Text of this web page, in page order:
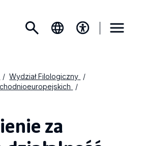
Wydział Filologiczny
za